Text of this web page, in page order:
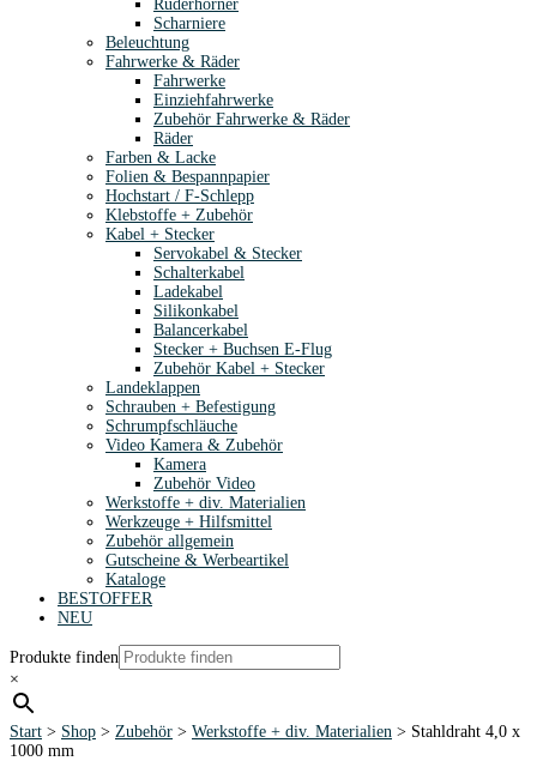
Ruderhörner
Scharniere
Beleuchtung
Fahrwerke & Räder
Fahrwerke
Einziehfahrwerke
Zubehör Fahrwerke & Räder
Räder
Farben & Lacke
Folien & Bespannpapier
Hochstart / F-Schlepp
Klebstoffe + Zubehör
Kabel + Stecker
Servokabel & Stecker
Schalterkabel
Ladekabel
Silikonkabel
Balancerkabel
Stecker + Buchsen E-Flug
Zubehör Kabel + Stecker
Landeklappen
Schrauben + Befestigung
Schrumpfschläuche
Video Kamera & Zubehör
Kamera
Zubehör Video
Werkstoffe + div. Materialien
Werkzeuge + Hilfsmittel
Zubehör allgemein
Gutscheine & Werbeartikel
Kataloge
BESTOFFER
NEU
Produkte finden
×
Start > Shop > Zubehör > Werkstoffe + div. Materialien > Stahldraht 4,0 x
1000 mm